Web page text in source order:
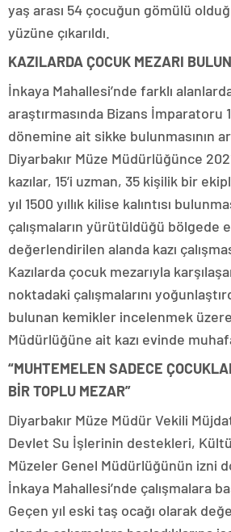
yaş arası 54 çocuğun gömülü
yüzüne çıkarıldı.
KAZILARDA ÇOCUK MEZARI
İnkaya Mahallesi’nde farklı
araştırmasında Bizans İmparatoru
dönemine ait sikke bulunmasının
Diyarbakır Müze Müdürlüğünce
kazılar, 15’i uzman, 35 kişilik bir
yıl 1500 yıllık kilise kalıntısı
çalışmaların yürütüldüğü bölgede
değerlendirilen alanda kazı
Kazılarda çocuk mezarıyla
noktadaki çalışmalarını
bulunan kemikler incelenmek
Müdürlüğüne ait kazı evinde
“MUHTEMELEN SADECE
BİR TOPLU MEZAR”
Diyarbakır Müze Müdür Vekili
Devlet Su İşlerinin destekleri,
Müzeler Genel Müdürlüğünün izni
İnkaya Mahallesi’nde çalışmalara
Geçen yıl eski taş ocağı olarak